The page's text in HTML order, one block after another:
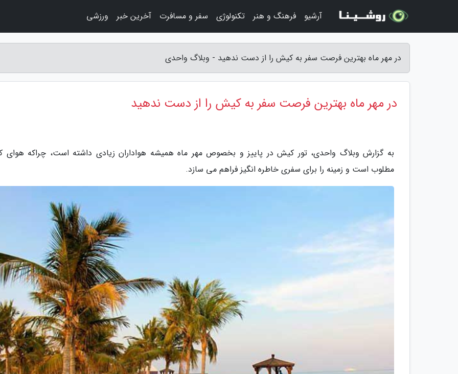
در مهر ماه بهترین فرصت سفر به کیش را از دست ندهید - وبلاگ واحدی
در مهر ماه بهترین فرصت سفر به کیش را از دست ندهید
به گزارش وبلاگ واحدی، تور کیش در پاییز و بخصوص مهر ماه همیشه هواداران زیادی داشته است، چراکه
مطلوب است و زمینه را برای سفری خاطره انگیز فراهم می سازد.
آرشیو فرهنگ و هنر تکنولوژی سفر و مسافرت آخرین خبر ورزشی